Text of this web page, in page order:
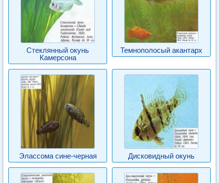
Стеклянный окунь
Камерсона
Темнополосый акантарх
Элассома сине-черная Дисковидный окунь